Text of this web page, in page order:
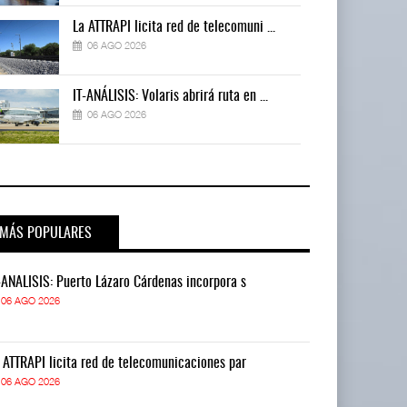
La ATTRAPI licita red de telecomuni ...
06 AGO 2026
IT-ANÁLISIS: Volaris abrirá ruta en ...
06 AGO 2026
MÁS POPULARES
ANÁLISIS: Puerto Lázaro Cárdenas incorpora s
06 AGO 2026
ATTRAPI licita red de telecomunicaciones par
06 AGO 2026